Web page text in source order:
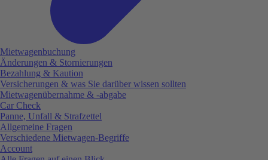
Mietwagenbuchung
Änderungen & Stornierungen
Bezahlung & Kaution
Versicherungen & was Sie darüber wissen sollten
Mietwagenübernahme & -abgabe
Car Check
Panne, Unfall & Strafzettel
Allgemeine Fragen
Verschiedene Mietwagen-Begriffe
Account